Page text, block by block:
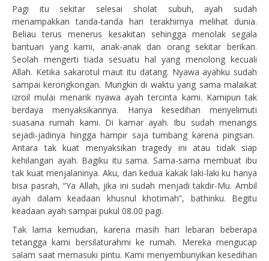
Pagi itu sekitar selesai sholat subuh, ayah sudah
menampakkan tanda-tanda hari terakhirnya melihat dunia.
Beliau terus menerus kesakitan sehingga menolak segala
bantuan yang kami, anak-anak dan orang sekitar berikan.
Seolah mengerti tiada sesuatu hal yang menolong kecuali
Allah. Ketika sakarotul maut itu datang. Nyawa ayahku sudah
sampai kerongkongan. Mungkin di waktu yang sama malaikat
izroil mulai menarik nyawa ayah tercinta kami. Kamipun tak
berdaya menyaksikannya. Hanya kesedihan menyelimuti
suasana rumah kami. Di kamar ayah. Ibu sudah menangis
sejadi-jadinya hingga hampir saja tumbang karena pingsan.
Antara tak kuat menyaksikan tragedy ini atau tidak siap
kehilangan ayah. Bagiku itu sama. Sama-sama membuat ibu
tak kuat menjalaninya. Aku, dan kedua kakak laki-laki ku hanya
bisa pasrah, “Ya Allah, jika ini sudah menjadi takdir-Mu. Ambil
ayah dalam keadaan khusnul khotimah”, bathinku. Begitu
keadaan ayah sampai pukul 08.00 pagi.
Tak lama kemudian, karena masih hari lebaran beberapa
tetangga kami bersilaturahmi ke rumah. Mereka mengucap
salam saat memasuki pintu. Kami menyembunyikan kesedihan